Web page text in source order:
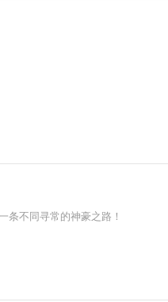
不同寻常的神豪之路！